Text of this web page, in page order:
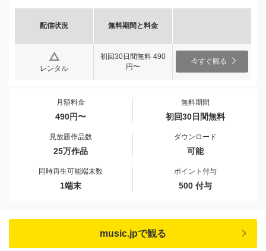
配信状況 無料期間と料金
レンタル
初回30日間無料 490
円〜
今すぐ観る
月額料金
490円〜
無料期間
初回30日間無料
見放題作品数
25万作品
ダウンロード
可能
同時再生可能端末数
1端末
ポイント付与
500 付与
music.jpで観る